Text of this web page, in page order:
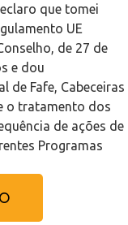
que tomei
UE
de 27 de
e dou
de Fafe, Cabeceiras
o tratamento dos
de ações de
Programas